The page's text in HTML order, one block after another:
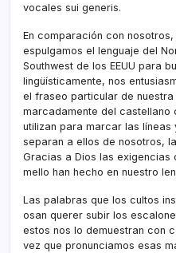
vocales sui generis.
En comparación con
espulgamos el lenguaje del
Southwest de los EEUU para
lingüí­sticamente, nos
el fraseo particular de nuestra
marcadamente del castellano
utilizan para marcar las
separan a ellos de nosotros,
Gracias a Dios las
mello han hecho en nuestro
Las palabras que los cultos
osan querer subir los
estos nos lo demuestran con
vez que pronunciamos esas